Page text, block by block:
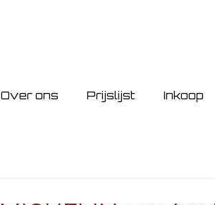
Over ons Prijslijst Inkoop